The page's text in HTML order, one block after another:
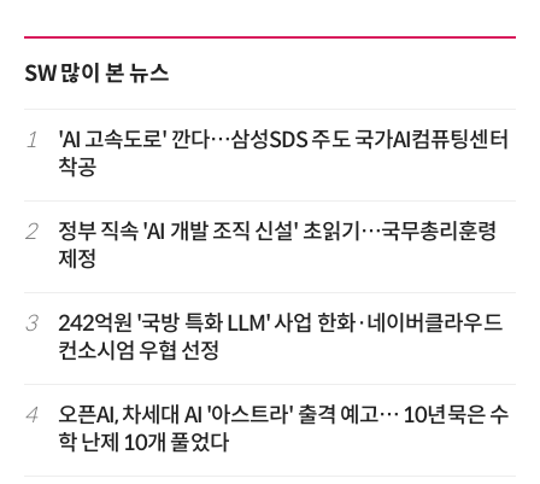
SW 많이 본 뉴스
1
'AI 고속도로' 깐다…삼성SDS 주도 국가AI컴퓨팅센터
착공
2
정부 직속 'AI 개발 조직 신설' 초읽기…국무총리훈령
제정
3
242억원 '국방 특화 LLM' 사업 한화·네이버클라우드
컨소시엄 우협 선정
4
오픈AI, 차세대 AI '아스트라' 출격 예고… 10년묵은 수
학 난제 10개 풀었다